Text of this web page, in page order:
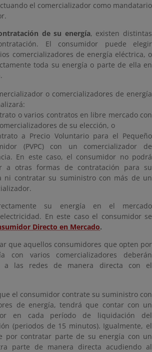
el comercializador como mandatario
de su energía, existen distintas
El consumidor puede elegir
comercializadores de energía eléctrica, o
toda su energía o parte de ella en
o comercializadores de energía
o varios contratos en libre mercado con
de su elección, o
a Precio Voluntario para el Pequeño
(PVPC) con un comercializador de
En este caso, el consumidor no podrá
a otras formas de contratación para su
ni contratar su suministro con más de un
su energía en el mercado
En este caso el consumidor se
Directo en Mercado.
que aquellos consumidores que opten por
con varios comercializadores deberán
a las redes de manera directa con el
el consumidor contrate su suministro con
de energía, tendrá que contar con un
en cada período de liquidación del
(periodos de 15 minutos). Igualmente, el
por contratar parte de su energía con un
parte de manera directa acudiendo al